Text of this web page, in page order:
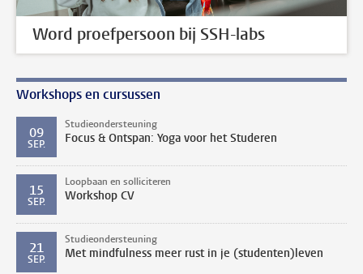
Word proefpersoon bij SSH-labs
Workshops en cursussen
09
SEP.
Studieondersteuning
Focus & Ontspan: Yoga voor het Studeren
15
SEP.
Loopbaan en solliciteren
Workshop CV
21
SEP.
Studieondersteuning
Met mindfulness meer rust in je (studenten)leven